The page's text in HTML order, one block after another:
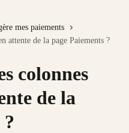
mes paiements
attente de la page Paiements ?
colonnes
de la